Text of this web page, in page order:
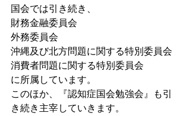
国会では引き続き、
財務金融委員会
外務委員会
沖縄及び北方問題に関する特別委員会
消費者問題に関する特別委員会
に所属しています。
このほか、『認知症国会勉強会』も引
き続き主宰していきます。